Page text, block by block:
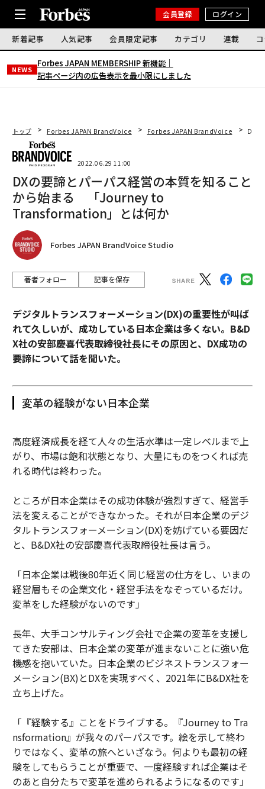
会員登録 ログイン
新着記事 人気記事 会員限定記事 カテゴリ 連載
NEWS
Forbes JAPAN MEMBERSHIP 新機能｜
記事ページ内の広告表示を最小限にしました
トップ Forbes JAPAN BrandVoice Forbes JAPAN BrandVoice DX
2022.06.29 11:00
DXの要諦とパーパス経営の本質を知ること
から始まる 「Journey to
Transformation」とは何か
Forbes JAPAN BrandVoice Studio
著者フォロー 記事を保存
デジタルトランスフォーメーション(DX)の重要性が叫ば
れて久しいが、成功している日本企業は多くない。B&D
X社の安部慶喜代表取締役社長にその原因と、DX成功の
要諦について話を聞いた。
変革の経験がない日本企業
高度経済成長を経て人々の生活水準は一定レベルまで上
がり、市場は飽和状態となり、大量にものをつくれば売
れる時代は終わった。
ところが日本企業はその成功体験が強烈すぎて、経営手
法を変えることができなかった。それが日本企業のデジ
タルトランスフォーメーション(DX)を妨げている要因だ
と、B&DX社の安部慶喜代表取締役社長は言う。
「日本企業は戦後80年近く同じ経営の仕方をし、いまの
経営層もその企業文化・経営手法をなぞっているだけ。
変革をした経験がないのです」
長年、大手コンサルティング会社で企業の変革を支援し
てきた安部は、日本企業の変革が進まないことに強い危
機感を抱いていた。日本企業のビジネストランスフォー
メーション(BX)とDXを実現すべく、2021年にB&DX社を
立ち上げた。
「『経験する』ことをドライブする。『Journey to Tra
nsformation』が我々のパーパスです。絵を示して終わ
りではなく、変革の旅へといざなう。何よりも最初の経
験をしてもらうことが重要で、一度経験すれば企業はそ
のあと自分たちで変革を進められるようになるのです」